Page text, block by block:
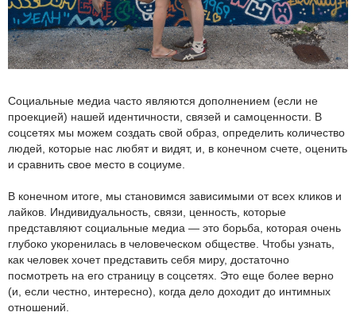
Социальные медиа часто являются дополнением (если не
проекцией) нашей идентичности, связей и самоценности. В
соцсетях мы можем создать свой образ, определить количество
людей, которые нас любят и видят, и, в конечном счете, оценить
и сравнить свое место в социуме.
В конечном итоге, мы становимся зависимыми от всех кликов и
лайков. Индивидуальность, связи, ценность, которые
представляют социальные медиа — это борьба, которая очень
глубоко укоренилась в человеческом обществе. Чтобы узнать,
как человек хочет представить себя миру, достаточно
посмотреть на его страницу в соцсетях. Это еще более верно
(и, если честно, интересно), когда дело доходит до интимных
отношений.